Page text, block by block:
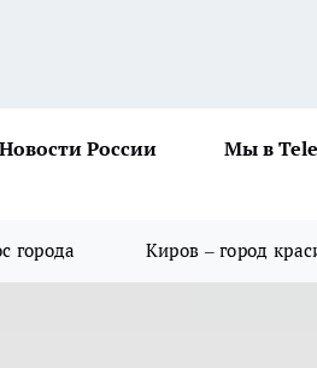
Новости России Мы в
города Киров – город